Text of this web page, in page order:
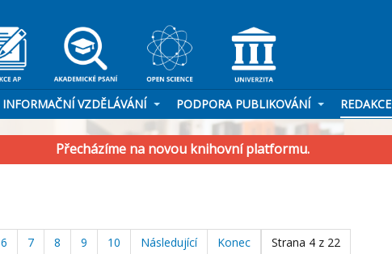
INFORMAČNÍ VZDĚLÁVÁNÍ PODPORA PUBLIKOVÁNÍ REDAKCE
Přecházíme na novou knihovní platformu.
Strana 4 z 22
6 7 8 9 10 Následující Konec